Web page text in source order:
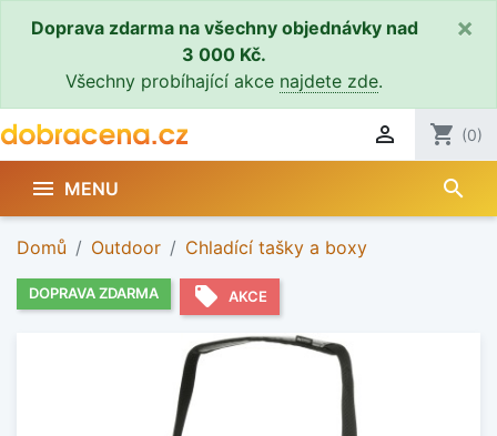
Doprava zdarma na všechny objednávky nad
3 000 Kč.
Všechny probíhající akce najdete zde.
×
 shopping_cart (0)
 MENU search
Domů Outdoor Chladící tašky a boxy
DOPRAVA ZDARMA local_offer AKCE